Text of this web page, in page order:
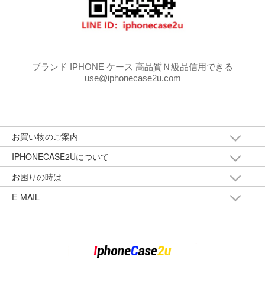
ブランド IPHONE ケース 高品質Ｎ級品信用できる
use@iphonecase2u.com
お買い物のご案内
IPHONECASE2Uについて
お困りの時は
E-MAIL